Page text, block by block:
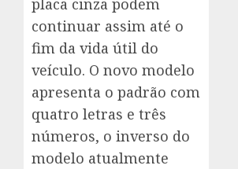
placa cinza podem
continuar assim até o
fim da vida útil do
veículo. O novo modelo
apresenta o padrão com
quatro letras e três
números, o inverso do
modelo atualmente